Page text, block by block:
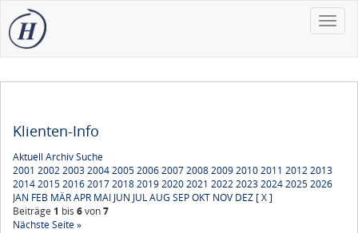
Toggle
Klienten-Info
Aktuell ArchivSuche
2001 2002200320042005200620072008200920102011 20122013
20142015201620172018201920202021 20222023202420252026
JAN FEB MÄRAPR MAI JUN JULAUG SEPOKT NOV DEZ [ X ]
Beiträge 1 bis 6von7
Nächste Seite »